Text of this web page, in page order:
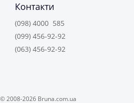
Контакти
(098) 4000 585
(099) 456-92-92
(063) 456-92-92
© 2008-2026 Bruna.com.ua